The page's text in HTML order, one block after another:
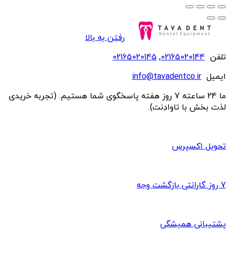
رفتن به بالا
تلفن 02165020144
,
02165020145
ایمیل info@tavadentco.ir
ما 24 ساعته 7 روز هفته پاسخگوی شما هستیم. (تجربه خریدی
لذت بخش با تاوادِنت).
تحویل اکسپرس
7 روز گارانتی بازگشت وجه
پشتیبانی همیشگی